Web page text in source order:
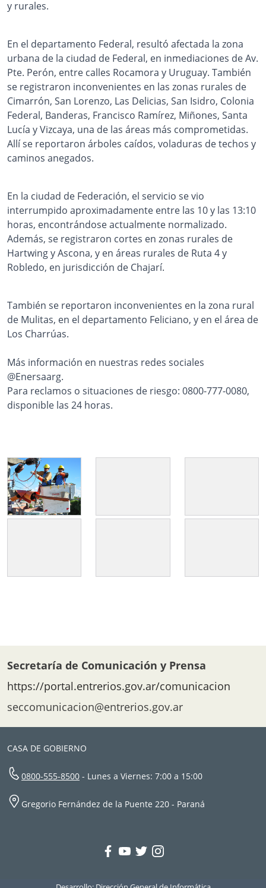
Secretaría de Comunicación y Prensa
https://portal.entrerios.gov.ar/comunicacion
seccomunicacion@entrerios.gov.ar
CASA DE GOBIERNO
0800-555-8500 - Lunes a Viernes: 7:00 a 15:00
Gregorio Fernández de la Puente 220 - Paraná